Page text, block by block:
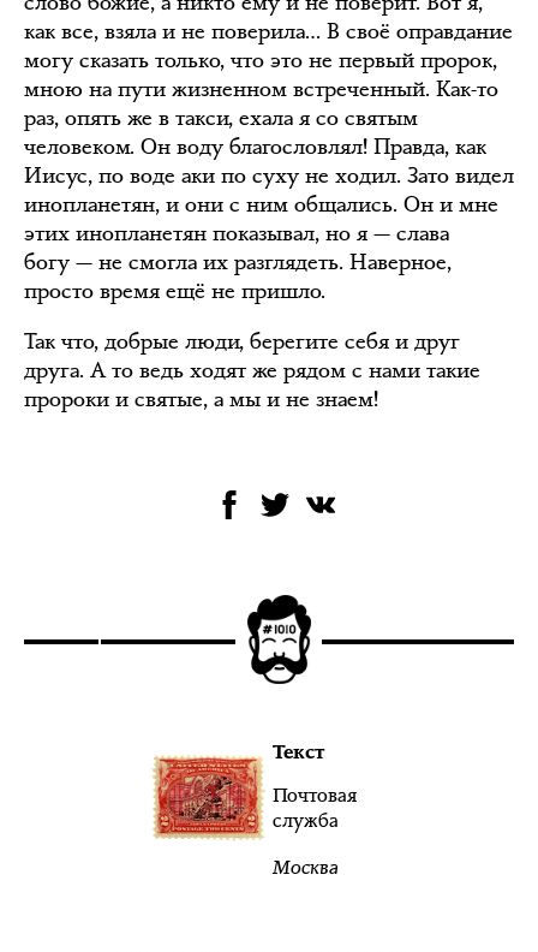
как все, взяла и не поверила… В своё оправдание
могу сказать только, что это не первый пророк,
мною на пути жизненном встреченный. Как-то
раз, опять же в такси, ехала я со святым
человеком. Он воду благословлял! Правда, как
Иисус, по воде аки по суху не ходил. Зато видел
инопланетян, и они с ним общались. Он и мне
этих инопланетян показывал, но я — слава
богу — не смогла их разглядеть. Наверное,
просто время ещё не пришло.
Так что, добрые люди, берегите себя и друг
друга. А то ведь ходят же рядом с нами такие
пророки и святые, а мы и не знаем!
Текст
Почтовая
служба
Москва